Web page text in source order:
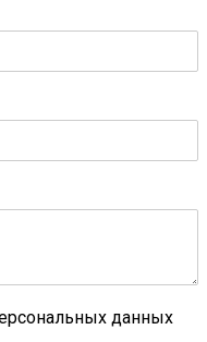
данных